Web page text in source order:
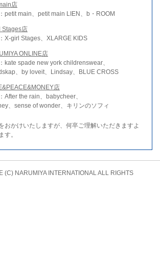
店
petit main、petit main LIEN、b・ROOM
Stages店
X-girl Stages、XLARGE KIDS
ONLINE店
kate spade new york childrenswear、
、by loveit、Lindsay、BLUE CROSS
店
After the rain、babycheer、
、sense of wonder、キリンのソフィ
おかけいたしますが、何卒ご理解いただきますよ
す。